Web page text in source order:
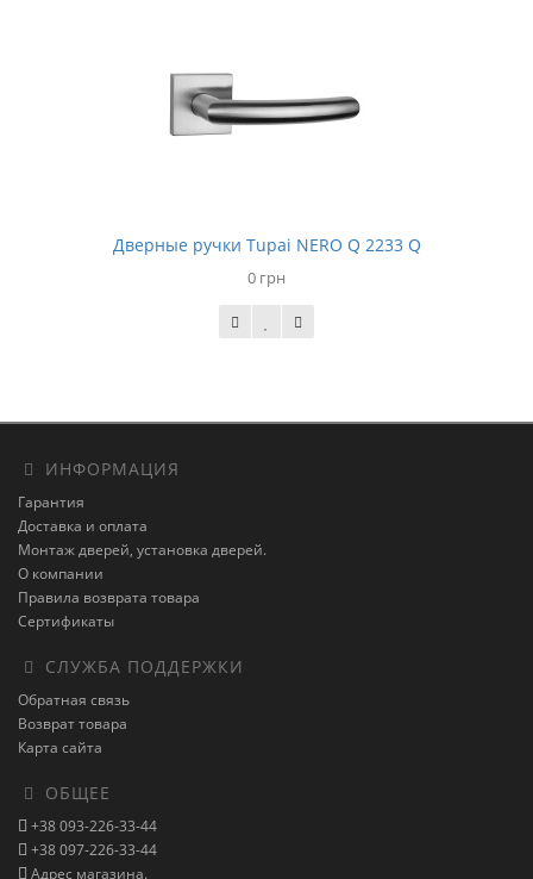
Дверные ручки Tupai NERO Q 2233 Q
0 грн
ИНФОРМАЦИЯ
Гарантия
Доставка и оплата
Монтаж дверей, установка дверей.
О компании
Правила возврата товара
Сертификаты
СЛУЖБА ПОДДЕРЖКИ
Обратная связь
Возврат товара
Карта сайта
ОБЩЕЕ
+38 093-226-33-44
+38 097-226-33-44
Адрес магазина.